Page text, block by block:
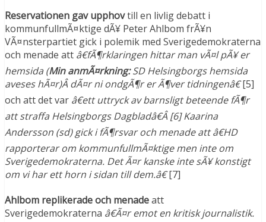
Reservationen gav upphovtill en livlig debatt i
kommunfullmÃ¤ktige dÃ¥ Peter Ahlbom frÃ¥n
VÃ¤nsterpartiet gick i polemik med Sverigedemokraterna
och menade att â€fÃ¶rklaringen hittar man vÃ¤l pÃ¥ er
hemsida (Min anmÃ¤rkning:SD Helsingborgs hemsida
aveses hÃ¤r)Â dÃ¤r ni ondgÃ¶r er Ã¶ver tidningenâ€[5]
och att det var â€ett uttryck av barnsligt beteende fÃ¶r
att straffa Helsingborgs Dagbladâ€Â [6] Kaarina
Andersson (sd) gick i fÃ¶rsvar och menade att â€HD
rapporterar om kommunfullmÃ¤ktige men inte om
Sverigedemokraterna. Det Ã¤r kanske inte sÃ¥ konstigt
om vi har ett horn i sidan till dem.â€[7]
Ahlbom replikerade och menadeatt
Sverigedemokraterna â€Ã¤r emot en kritisk journalistik.